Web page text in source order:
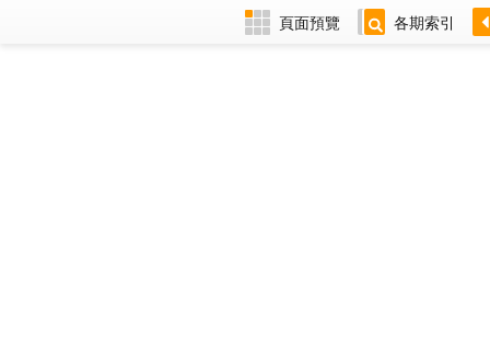
頁面預覽 各期索引